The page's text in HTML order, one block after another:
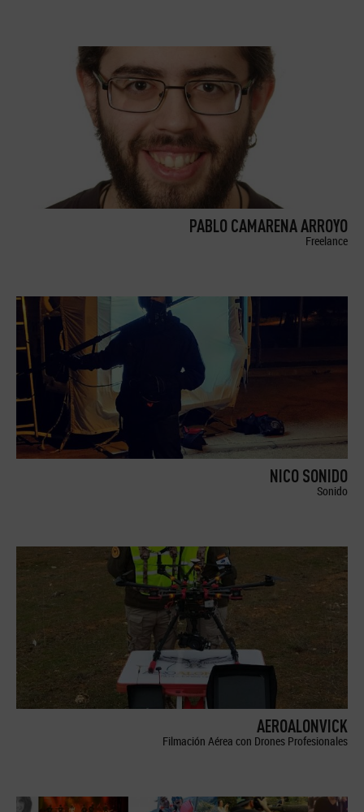
PABLO CAMARENA ARROYO
Freelance
NICO SONIDO
Sonido
AEROALONVICK
Filmación Aérea con Drones Profesionales